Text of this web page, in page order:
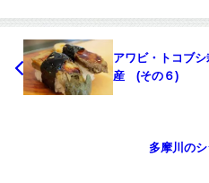
アワビ・トコブ
産 (その６)
多摩川の